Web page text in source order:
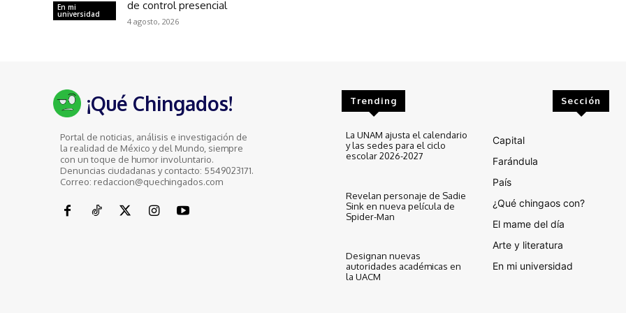
En mi
universidad
de control presencial
4 agosto, 2026
¡Qué Chingados!
Portal de noticias, análisis e investigación de
la realidad de México y del Mundo, siempre
con un toque de humor involuntario.
Denuncias ciudadanas y contacto: 5549023171.
Correo: redaccion@quechingados.com
Trending
La UNAM ajusta el calendario
y las sedes para el ciclo
escolar 2026-2027
Revelan personaje de Sadie
Sink en nueva película de
Spider-Man
Designan nuevas
autoridades académicas en
la UACM
Sección
Capital
Farándula
País
¿Qué chingaos con?
El mame del día
Arte y literatura
En mi universidad